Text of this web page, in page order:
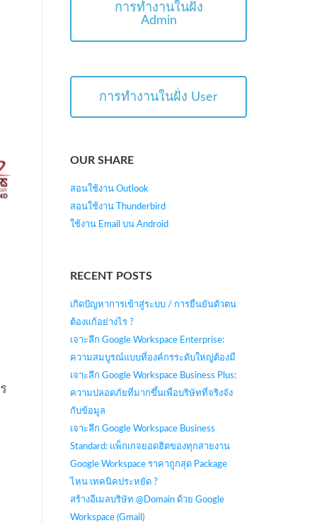
การทำงานในฝั่ง
Admin
การทำงานในฝั่ง User
OUR SHARE
สอนใช้งาน Outlook
สอนใช้งาน Thunderbird
ใช้งาน Email บน Android
RECENT POSTS
เกิดปัญหาการเข้าสู่ระบบ / การยืนยันตัวตน
ต้องแก้อย่างไร ?
เจาะลึก Google Workspace Enterprise:
ความสมบูรณ์แบบที่องค์กรระดับใหญ่ต้องมี
เจาะลึก Google Workspace Business Plus:
ความปลอดภัยที่มากขึ้นเพื่อบริษัทที่จริงจัง
กับข้อมูล
เจาะลึก Google Workspace Business
Standard: แพ็กเกจยอดฮิตของทุกสายงาน
Google Workspace ราคาถูกสุด Package
ไหน เทคนิคประหยัด ?
สร้างอีเมลบริษัท @Domain ด้วย Google
Workspace (Gmail)